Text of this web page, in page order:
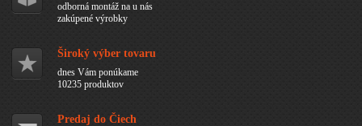
odborná montáž na u nás
zakúpené výrobky
Široký výber tovaru
dnes Vám ponúkame
10235 produktov
Predaj do Čiech